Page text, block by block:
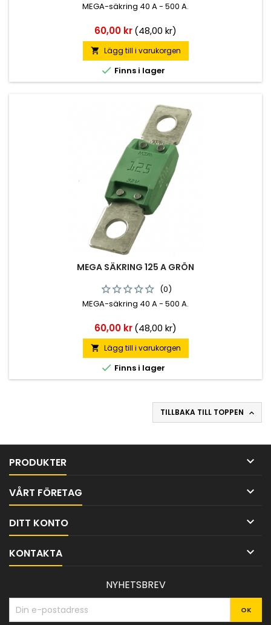
MEGA-säkring 40 A - 500 A.
Pris
60,00 kr(48,00 kr)
 Lägg till i varukorgen
 Finns i lager
MEGA SÄKRING 125 A GRÖN
(0)
MEGA-säkring 40 A - 500 A.
Pris
60,00 kr(48,00 kr)
 Lägg till i varukorgen
 Finns i lager
TILLBAKA TILL TOPPEN 
PRODUKTER 
VÅRT FÖRETAG 
DITT KONTO 
KONTAKTA 
NYHETSBREV